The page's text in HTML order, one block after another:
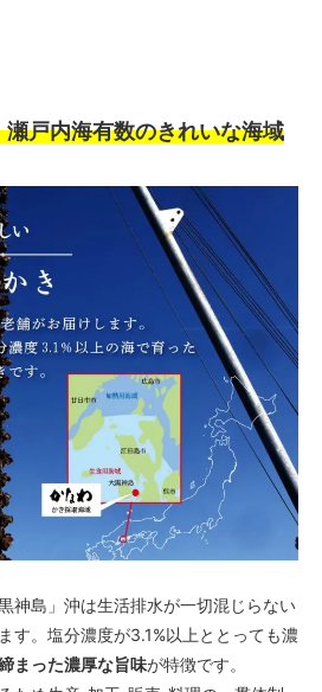
戸内海有数のきれいな海域
神島」沖は生活排水が一切混じらない
す。塩分濃度が3.1%以上ととっても濃
まった濃厚な旨味が特徴です。